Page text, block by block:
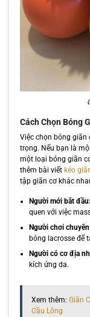
Cách Chọn Bóng
Việc chọn bóng giãn
trọng. Nếu bạn là
một loại bóng giãn
thêm bài viết kéo
tập giãn cơ khác
Người mới bắt đầu:
quen với việc
Người chơi
bóng lacrosse để
Người có cơ địa
kích ứng da.
Xem thêm: Giãn
Cầu Lông